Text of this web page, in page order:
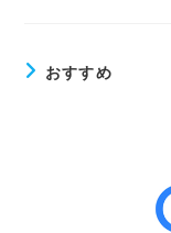
おすすめ